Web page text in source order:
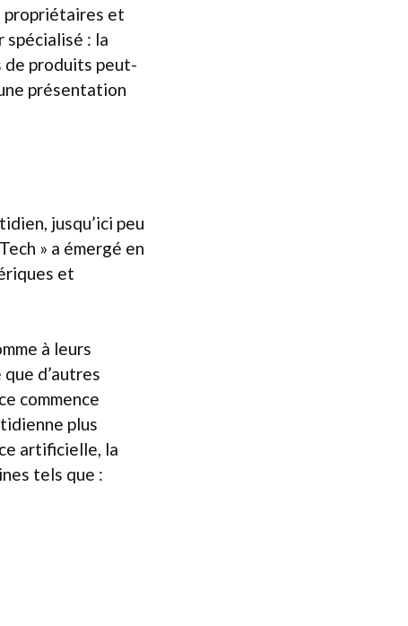
propriétaires et
spécialisé : la
de produits peut-
présentation
jusqu’ici peu
» a émergé en
et
à leurs
d’autres
commence
plus
artificielle, la
tels que :